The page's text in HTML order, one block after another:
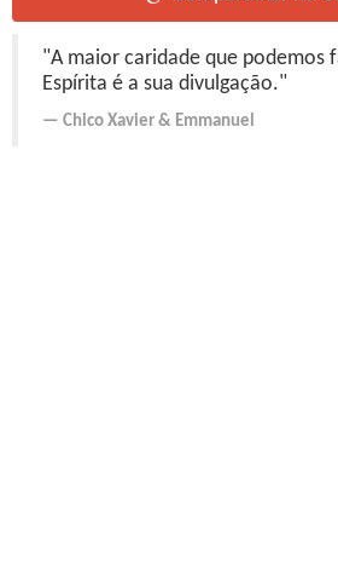
"A maior caridade que podemos
Espírita é a sua divulgação."
Chico Xavier & Emmanuel